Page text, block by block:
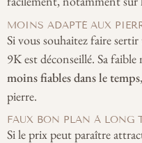
MOINS ADAPTÉ AUX
Si vous souhaitez faire
9K est déconseillé. Sa faible
moins fiables dans le temps
pierre.
FAUX BON PLAN À LONG
Si le prix peut paraître